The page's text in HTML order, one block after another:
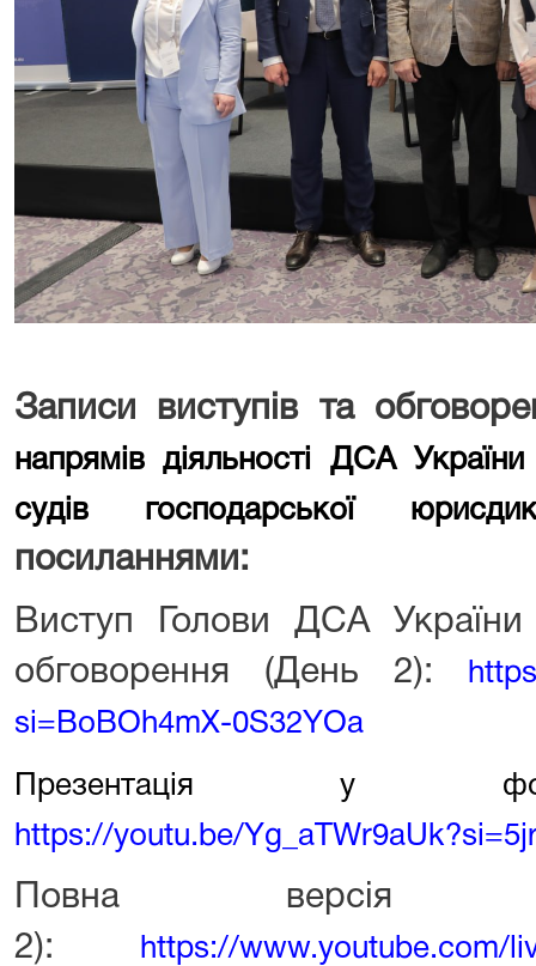
Записи виступів та
напрямів діяльності ДСА
судів господарської
посиланнями:
Виступ Голови ДСА
обговорення (День 2):
si=BoBOh4mX-0S32YOa
Презентація у
https://youtu.be/
Повна версія
2):
https://www.youtube.com/